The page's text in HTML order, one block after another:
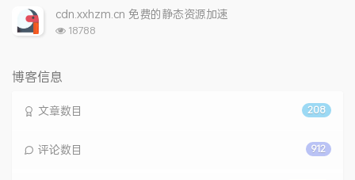
次
数:
cdn.xxhzm.cn 免费的静态资源加速
浏
18788
博客信息
208
文章数目
912
评论数目